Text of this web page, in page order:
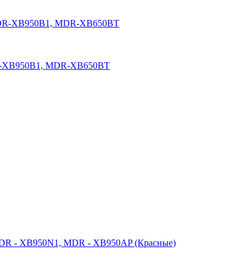
XB950B1, MDR-XB650BT